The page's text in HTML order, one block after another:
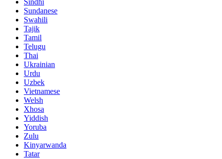
Sundanese
Swahili
Tajik
Tamil
Telugu
Thai
Ukrainian
Urdu
Uzbek
Vietnamese
Welsh
Xhosa
Yiddish
Yoruba
Zulu
Kinyarwanda
Tatar